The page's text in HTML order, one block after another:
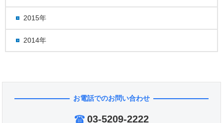
2015年
2014年
お電話でのお問い合わせ
03-5209-2222